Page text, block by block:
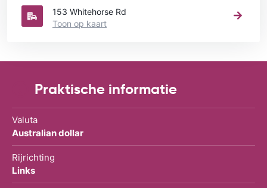
153 Whitehorse Rd
Toon op kaart
Praktische informatie
Valuta
Australian dollar
Rijrichting
Links